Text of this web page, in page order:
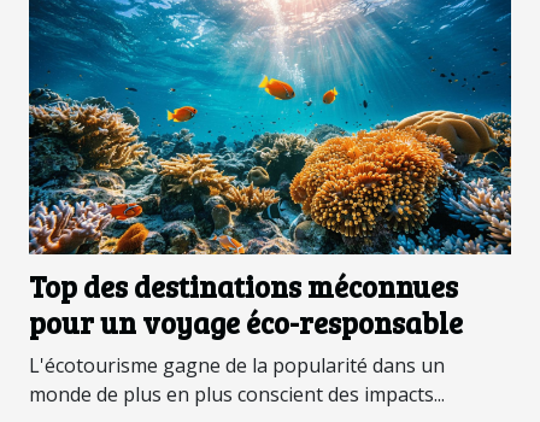
Top des destinations méconnues
pour un voyage éco-responsable
L'écotourisme gagne de la popularité dans un
monde de plus en plus conscient des impacts...